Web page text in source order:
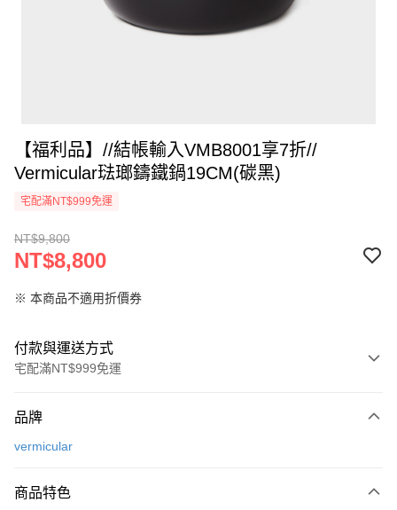
【福利品】//結帳輸入VMB8001享7折//
Vermicular琺瑯鑄鐵鍋19CM(碳黑)
宅配滿NT$999免運
NT$9,800
NT$8,800
※ 本商品不適用折價券
付款與運送方式
宅配滿NT$999免運
信用卡一次付款
3 期 0 利率 每期
品牌
vermicular
商品特色